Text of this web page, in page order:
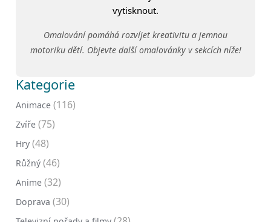
vytisknout.
Omalování pomáhá rozvíjet kreativitu a jemnou
motoriku dětí. Objevte další omalovánky v sekcích níže!
Kategorie
Animace (116)
Zvíře (75)
Hry (48)
Růžný (46)
Anime (32)
Doprava (30)